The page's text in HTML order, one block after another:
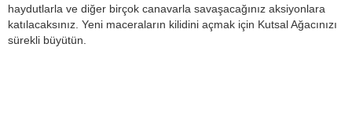
haydutlarla ve diğer birçok canavarla savaşacağınız aksiyonlara
katılacaksınız. Yeni maceraların kilidini açmak için Kutsal Ağacınızı
sürekli büyütün.